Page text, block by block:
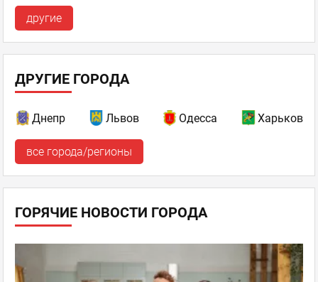
другие
ДРУГИЕ ГОРОДА
Днепр Львов Одесса Харьков
все города/регионы
ГОРЯЧИЕ НОВОСТИ ГОРОДА